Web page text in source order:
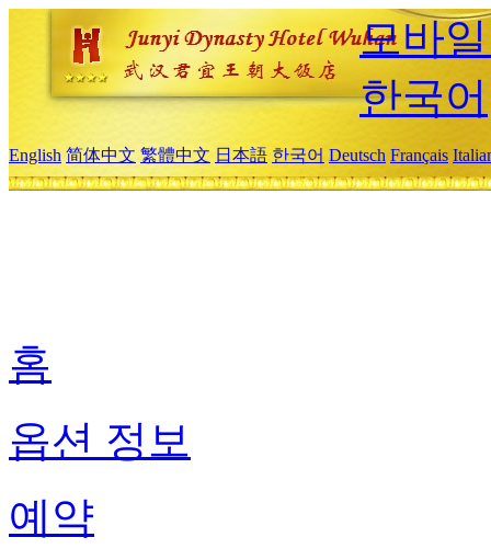
모바
한국어
English 简体中文 繁體中文 日本語 한국어 Deutsch Français
홈
옵션 정보
예약